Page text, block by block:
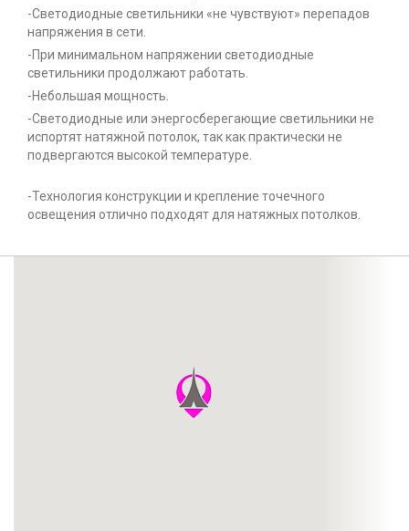
-Светодиодные светильники «не чувствуют» перепадов
напряжения в сети.
-При минимальном напряжении светодиодные
светильники продолжают работать.
-Небольшая мощность.
-Светодиодные или энергосберегающие светильники не
испортят натяжной потолок, так как практически не
подвергаются высокой температуре.
-Технология конструкции и крепление точечного
освещения отлично подходят для натяжных потолков.